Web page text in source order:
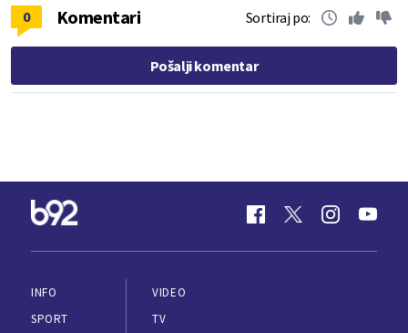
0 Komentari Sortiraj po:
Pošalji komentar
INFO
SPORT
VIDEO
TV